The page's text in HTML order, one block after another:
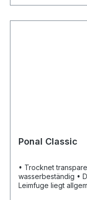
Ponal Classic
• Trocknet transparent auf •
wasserbeständig • Die Endfestigkeit der Ponal-
Leimfuge liegt